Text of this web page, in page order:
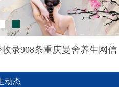
录908条重庆曼舍养生网信
动态